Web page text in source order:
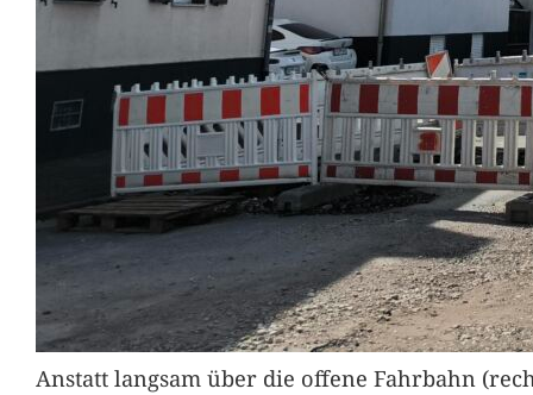
Anstatt langsam über die offene Fahrbahn